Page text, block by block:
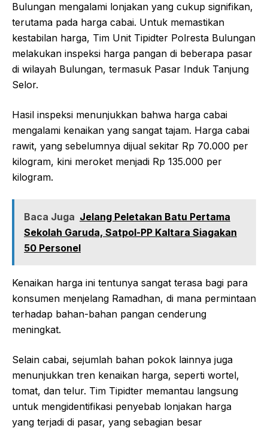
Bulungan mengalami lonjakan yang cukup signifikan,
terutama pada harga cabai. Untuk memastikan
kestabilan harga, Tim Unit Tipidter Polresta Bulungan
melakukan inspeksi harga pangan di beberapa pasar
di wilayah Bulungan, termasuk Pasar Induk Tanjung
Selor.
Hasil inspeksi menunjukkan bahwa harga cabai
mengalami kenaikan yang sangat tajam. Harga cabai
rawit, yang sebelumnya dijual sekitar Rp 70.000 per
kilogram, kini meroket menjadi Rp 135.000 per
kilogram.
Baca Juga Jelang Peletakan Batu Pertama
Sekolah Garuda, Satpol-PP Kaltara Siagakan
50 Personel
Kenaikan harga ini tentunya sangat terasa bagi para
konsumen menjelang Ramadhan, di mana permintaan
terhadap bahan-bahan pangan cenderung
meningkat.
Selain cabai, sejumlah bahan pokok lainnya juga
menunjukkan tren kenaikan harga, seperti wortel,
tomat, dan telur. Tim Tipidter memantau langsung
untuk mengidentifikasi penyebab lonjakan harga
yang terjadi di pasar, yang sebagian besar